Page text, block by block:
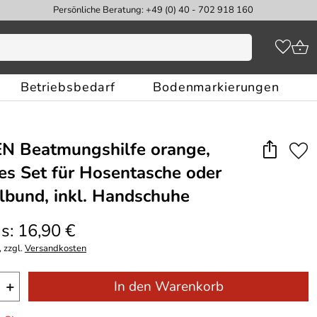
Persönliche Beratung: +49 (0) 40 - 702 918 160
Betriebsbedarf Bodenmarkierungen
Beatmungshilfe orange,
Set für Hosentasche oder
inkl. Handschuhe
16,90 €
zzgl.Versandkosten
+ In den Warenkorb